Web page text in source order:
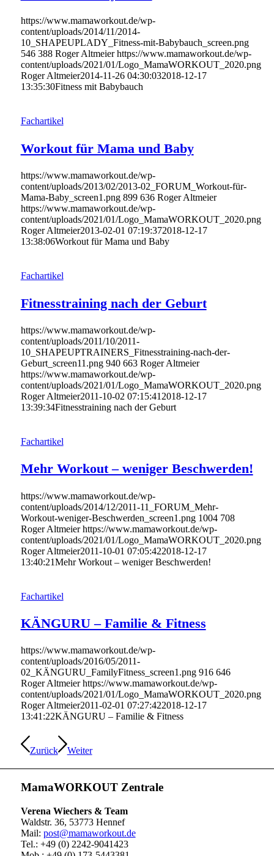
https://www.mamaworkout.de/wp-
content/uploads/2014/11/2014-
10_SHAPEUPLADY_Fitness-mit-Babybauch_screen.png
546 388 Roger Altmeier https://www.mamaworkout.de/wp-
content/uploads/2021/01/Logo_MamaWORKOUT_2020.png
Roger Altmeier2014-11-26 04:30:032018-12-17
13:35:30Fitness mit Babybauch
Fachartikel
Workout für Mama und Baby
https://www.mamaworkout.de/wp-
content/uploads/2013/02/2013-02_FORUM_Workout-für-
Mama-Baby_screen1.png 899 636 Roger Altmeier
https://www.mamaworkout.de/wp-
content/uploads/2021/01/Logo_MamaWORKOUT_2020.png
Roger Altmeier2013-02-01 07:19:372018-12-17
13:38:06Workout für Mama und Baby
Fachartikel
Fitnesstraining nach der Geburt
https://www.mamaworkout.de/wp-
content/uploads/2011/10/2011-
10_SHAPEUPTRAINERS_Fitnesstraining-nach-der-
Geburt_screen11.png 940 663 Roger Altmeier
https://www.mamaworkout.de/wp-
content/uploads/2021/01/Logo_MamaWORKOUT_2020.png
Roger Altmeier2011-10-02 07:15:41 2018-12-17
13:39:34Fitnesstraining nach der Geburt
Fachartikel
Mehr Workout – weniger Beschwerden!
https://www.mamaworkout.de/wp-
content/uploads/2014/12/2011-11_FORUM_Mehr-
Workout-weniger-Beschwerden_screen1.png 1004 708
Roger Altmeier https://www.mamaworkout.de/wp-
content/uploads/2021/01/Logo_MamaWORKOUT_2020.png
Roger Altmeier2011-10-01 07:05:422018-12-17
13:40:21Mehr Workout – weniger Beschwerden!
Fachartikel
KÄNGURU – Familie & Fitness
https://www.mamaworkout.de/wp-
content/uploads/2016/05/2011-
02_KÄNGURU_FamilyFitness_screen1.png 916 646
Roger Altmeier https://www.mamaworkout.de/wp-
content/uploads/2021/01/Logo_MamaWORKOUT_2020.png
Roger Altmeier2011-02-01 07:27:422018-12-17
13:41:22KÄNGURU – Familie & Fitness
Zurück Weiter
MamaWORKOUT Zentrale
Verena Wiechers & Team
Waldstr. 36, 53773 Hennef
Mail: post@mamaworkout.de
Tel.: +49 (0) 2242-9041423